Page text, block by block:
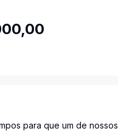
para que um de nossos